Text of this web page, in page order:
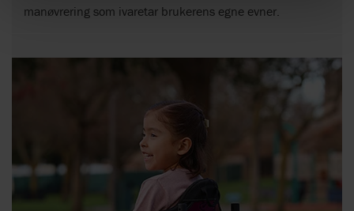
manøvrering som ivaretar brukerens egne evner.